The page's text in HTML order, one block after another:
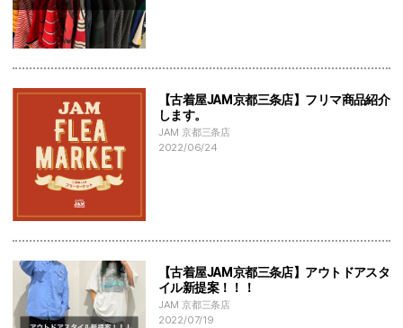
【古着屋JAM京都三条店】フリマ商品紹介
します。
JAM 京都三条店
2022/06/24
【古着屋JAM京都三条店】アウトドアスタ
イル新提案！！！
JAM 京都三条店
2022/07/19